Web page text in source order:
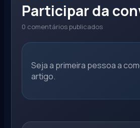
Participar da
0 comentários publicados
Seja a primeira pessoa a
artigo.